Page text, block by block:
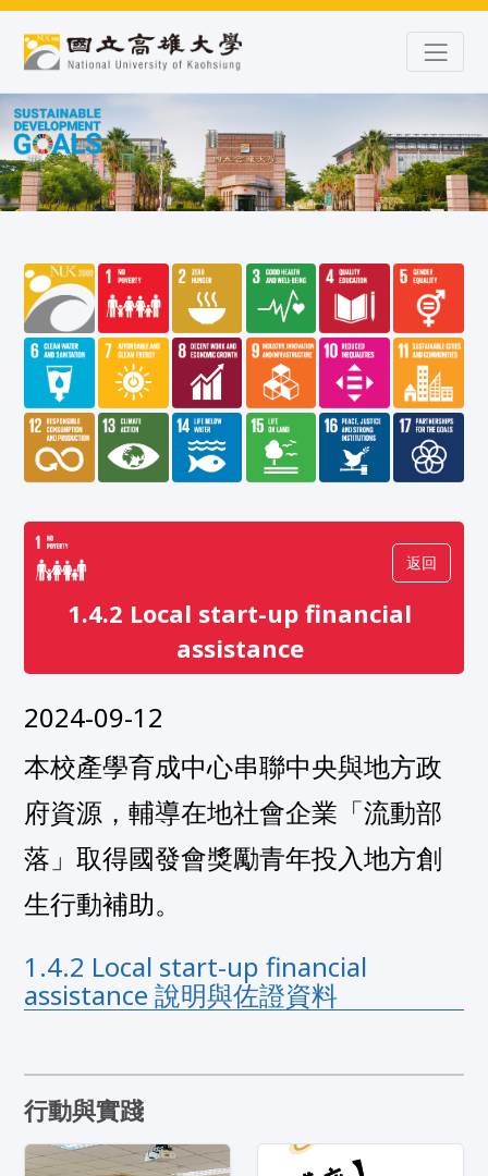
1.4.2 Local start-up financial
assistance
返回
2024-09-12
本校產學育成中心串聯中央與地方政
府資源，輔導在地社會企業「流動部
落」取得國發會獎勵青年投入地方創
生行動補助。
1.4.2 Local start-up financial
assistance 說明與佐證資料
行動與實踐